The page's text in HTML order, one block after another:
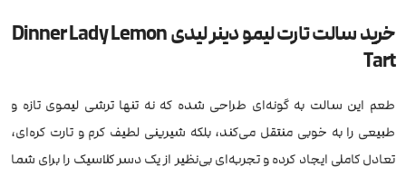
خرید سالت تارت لیمو دینر لیدی Dinner Lady Lemon
Tart
طعم این سالت به گونه‌ای طراحی شده که نه تنها ترشی لیموی تازه و
طبیعی را به خوبی منتقل می‌کند، بلکه شیرینی لطیف کرم و تارت کره‌ای،
تعادل کاملی ایجاد کرده و تجربه‌ای بی‌نظیر از یک دسر کلاسیک را برای شما